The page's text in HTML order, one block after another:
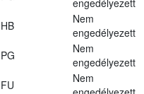
HB
Nem
engedélyezett
PG
Nem
engedélyezett
FU
Nem